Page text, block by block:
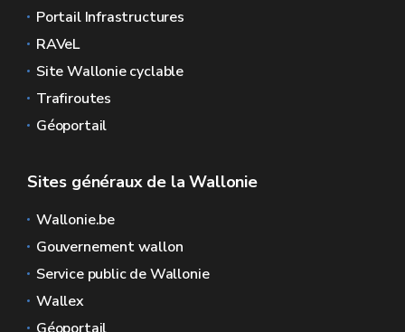
Portail Infrastructures
RAVeL
Site Wallonie cyclable
Trafiroutes
Géoportail
Sites généraux de la Wallonie
Wallonie.be
Gouvernement wallon
Service public de Wallonie
Wallex